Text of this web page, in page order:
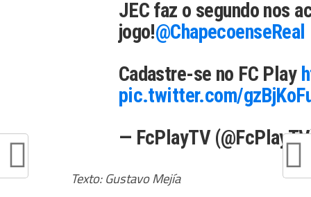
JEC faz o segundo nos
jogo!@ChapecoenseReal
Cadastre-se no FC Play
pic.twitter.com/
— FcPlayTV
Texto: Gustavo Mejía